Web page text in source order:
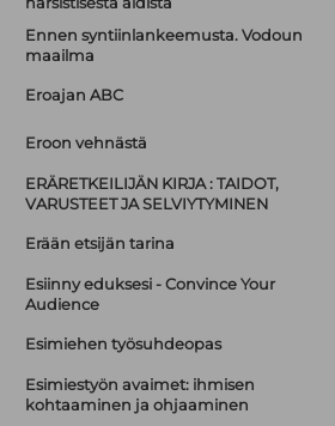
Ennen syntiinlankeemusta. Vodoun
maailma
Eroajan ABC
Eroon vehnästä
ERÄRETKEILIJÄN KIRJA : TAIDOT,
VARUSTEET JA SELVIYTYMINEN
Erään etsijän tarina
Esiinny eduksesi - Convince Your
Audience
Esimiehen työsuhdeopas
Esimiestyön avaimet: ihmisen
kohtaaminen ja ohjaaminen